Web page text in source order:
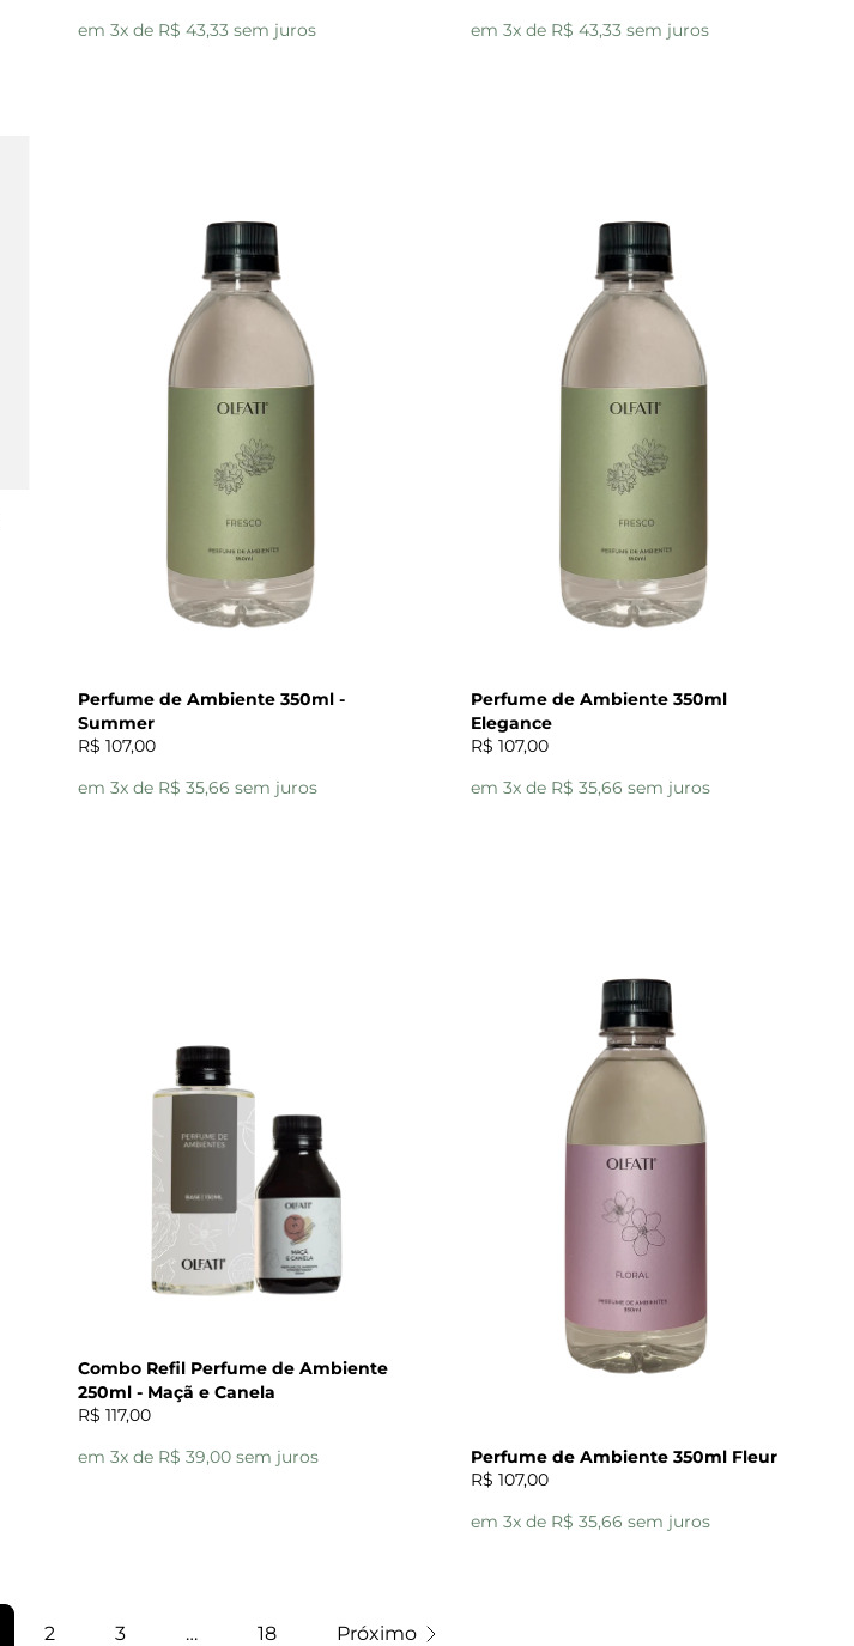
em 3x de R$ 43,33 sem juros
em 3x de R$ 43,33 sem juros
Perfume de Ambiente 350ml -
Summer
R$ 107,00
em 3x de R$ 35,66 sem juros
Perfume de Ambiente 350ml
Elegance
R$ 107,00
em 3x de R$ 35,66 sem juros
Combo Refil Perfume de Ambiente
250ml - Maçã e Canela
R$ 117,00
em 3x de R$ 39,00 sem juros
Perfume de Ambiente 350ml Fleur
R$ 107,00
em 3x de R$ 35,66 sem juros
2 3 … 18 Próximo